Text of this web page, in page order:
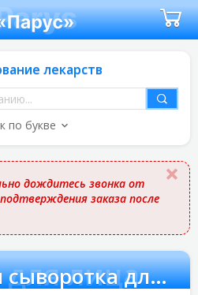
лекарств
по букве
дождитесь звонка от
заказа после
лица Лифтинговая сыворотка для лица